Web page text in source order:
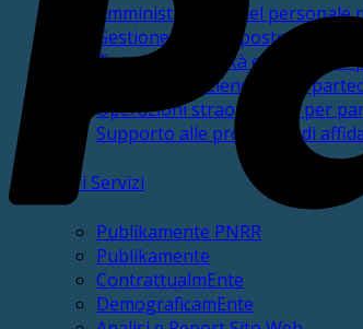
Amministrazione del personale
Gestione IVA e imposte dirette
Tenuta contabilità e bilanci per
Consulenza aziendale per
Operazioni straordinarie per
Supporto alle procedure di
Altri Servizi
Publikamente PNRR
Publikamente
ContrattualmEnte
DemograficamEnte